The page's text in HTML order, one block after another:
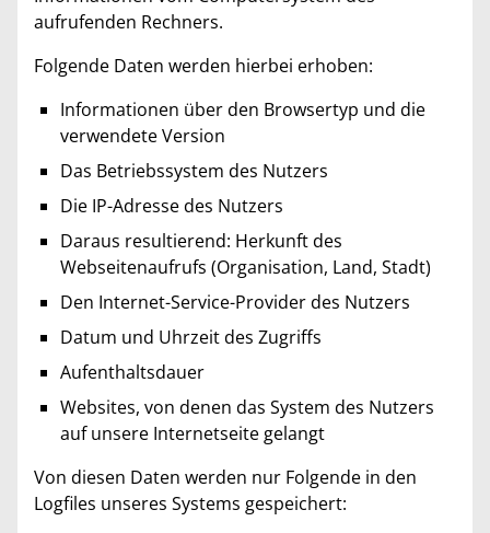
aufrufenden Rechners.
Folgende Daten werden hierbei erhoben:
Informationen über den Browsertyp und die
verwendete Version
Das Betriebssystem des Nutzers
Die IP-Adresse des Nutzers
Daraus resultierend: Herkunft des
Webseitenaufrufs (Organisation, Land, Stadt)
Den Internet-Service-Provider des Nutzers
Datum und Uhrzeit des Zugriffs
Aufenthaltsdauer
Websites, von denen das System des Nutzers
auf unsere Internetseite gelangt
Von diesen Daten werden nur Folgende in den
Logfiles unseres Systems gespeichert: